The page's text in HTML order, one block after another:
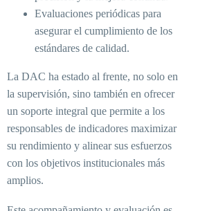
Evaluaciones periódicas para
asegurar el cumplimiento de los
estándares de calidad.
La DAC ha estado al frente, no solo en
la supervisión, sino también en ofrecer
un soporte integral que permite a los
responsables de indicadores maximizar
su rendimiento y alinear sus esfuerzos
con los objetivos institucionales más
amplios.